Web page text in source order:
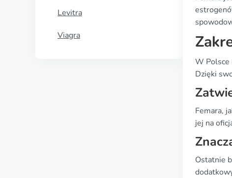
Levitra
Viagra
W Polsce
Dzięki
Femara,
jej na
Ostatnie